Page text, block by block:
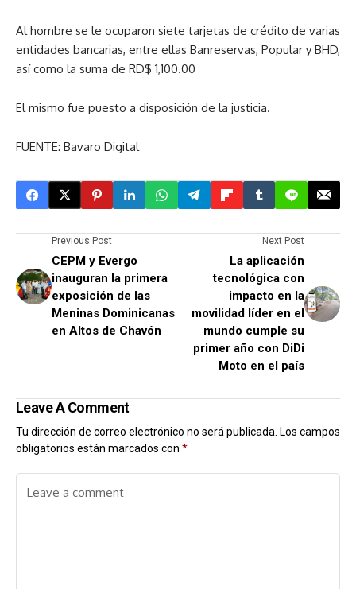
Al hombre se le ocuparon siete tarjetas de crédito de varias
entidades bancarias, entre ellas Banreservas, Popular y BHD,
así como la suma de RD$ 1,100.00
El mismo fue puesto a disposición de la justicia.
FUENTE: Bavaro Digital
Previous Post
CEPM y Evergo
inauguran la primera
exposición de las
Meninas Dominicanas
en Altos de Chavón
Next Post
La aplicación
tecnológica con
impacto en la
movilidad líder en el
mundo cumple su
primer año con DiDi
Moto en el país
Leave A Comment
Tu dirección de correo electrónico no será publicada. Los campos
obligatorios están marcados con *